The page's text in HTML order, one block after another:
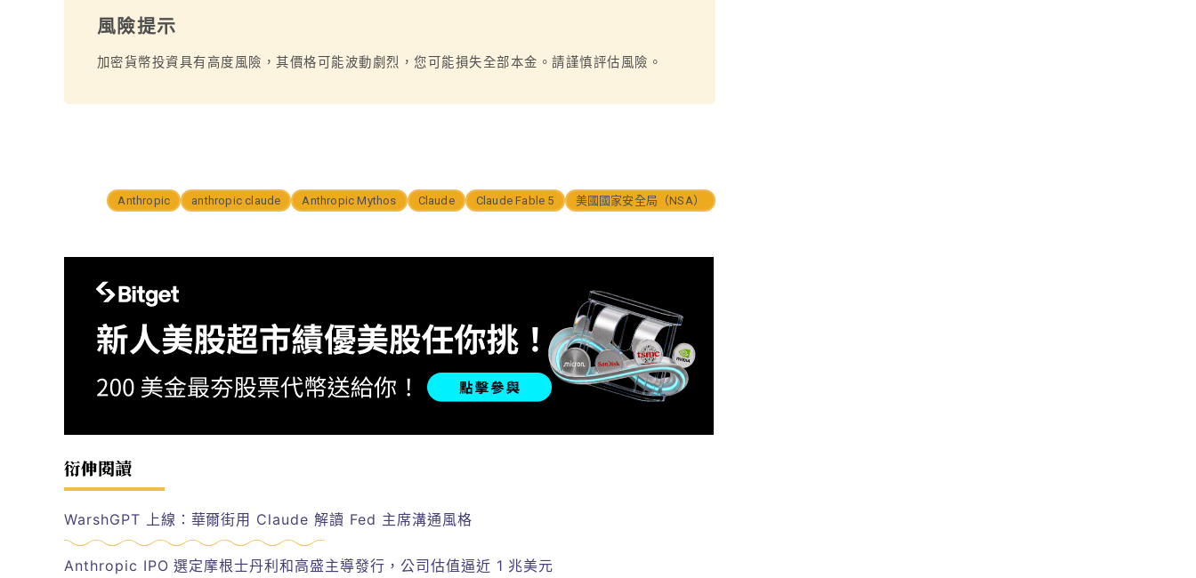
風險提示
加密貨幣投資具有高度風險，其價格可能波動劇烈，您可能損失全部本金。請謹慎評估風險。
Anthropic anthropic claude Anthropic Mythos Claude Claude Fable 5 美國國家安全局（NSA）
衍伸閱讀
WarshGPT 上線：華爾街用 Claude 解讀 Fed 主席溝通風格
Anthropic IPO 選定摩根士丹利和高盛主導發行，公司估值逼近 1 兆美元